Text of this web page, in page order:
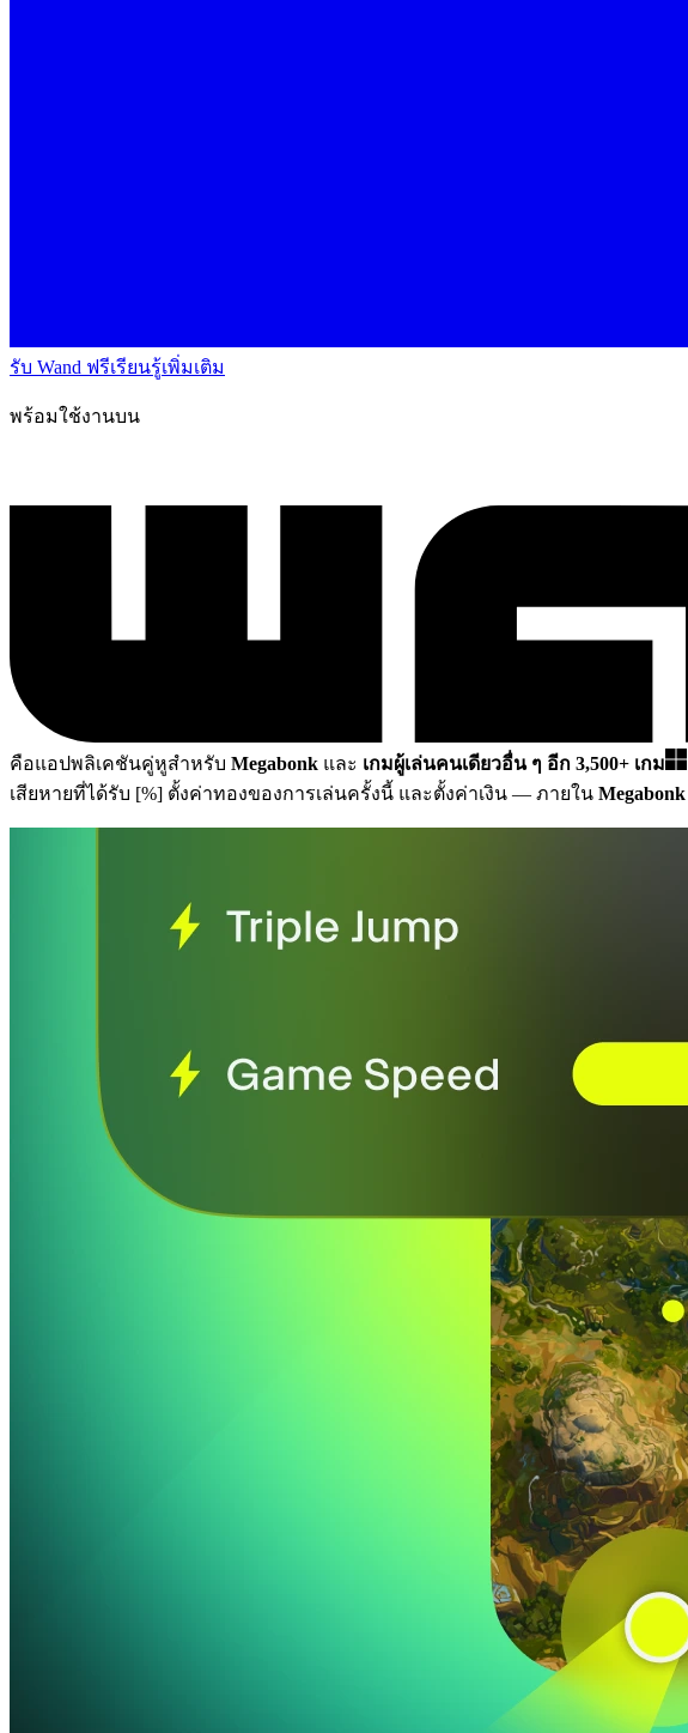
รับ Wand ฟรีเรียนรู้เพิ่มเติม
พร้อมใช้งานบน
คือแอปพลิเคชันคู่หูสำหรับ Megabonk และ เกมผู้เล่นคนเดียวอื่น ๆ อีก 3,500+ เกม
เสียหายที่ได้รับ [%] ตั้งค่าทองของการเล่นครั้งนี้ และตั้งค่าเงิน — ภายใน Megabonk